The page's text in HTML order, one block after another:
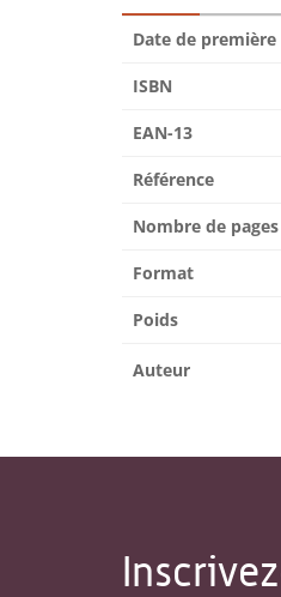
Date de
ISBN
EAN-13
Référence
Nombre de
Format
Poids
Auteur